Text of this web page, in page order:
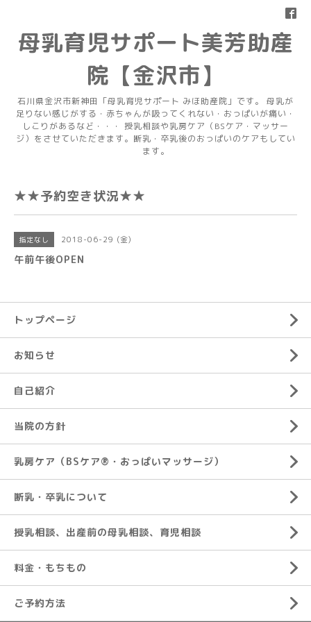
母乳育児サポート美芳助産
院【金沢市】
石川県金沢市新神田「母乳育児サポート みほ助産院」です。 母乳が
足りない感じがする・赤ちゃんが吸ってくれない・おっぱいが痛い・
しこりがあるなど・・・ 授乳相談や乳房ケア（BSケア・マッサー
ジ）をさせていただきます。断乳・卒乳後のおっぱいのケアもしてい
ます。
★★予約空き状況★★
指定なし 2018-06-29 (金)
午前午後OPEN
トップページ
お知らせ
自己紹介
当院の方針
乳房ケア（BSケア®︎・おっぱいマッサージ）
断乳・卒乳について
授乳相談、出産前の母乳相談、育児相談
料金・もちもの
ご予約方法